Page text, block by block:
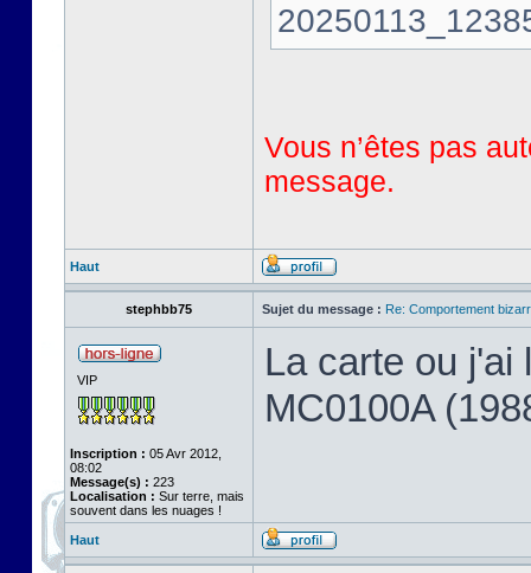
Vous n’êtes pas
message.
Haut
stephbb75 Sujet du message : Re: Comportement
VIP
Inscription : 05 Avr 2012,
08:02
Message(s) : 223
Localisation : Sur terre, mais
souvent dans les nuages !
La carte ou j'ai
MC0100A
Haut